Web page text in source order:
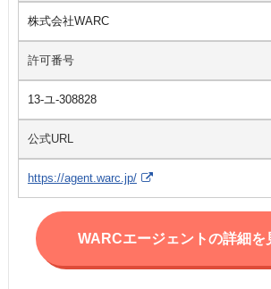
株式会社WARC
許可番号
13-ユ-308828
公式URL
https://agent.warc.jp/
WARCエージェントの詳細を